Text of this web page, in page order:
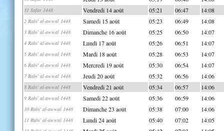
31 Safar 1448 Vendredi 14 août 05:21 06:47 14:08
2 Rabi' al-awwal 1448 Samedi 15 août 05:23 06:49 14:08
3 Rabi' al-awwal 1448 Dimanche 16 août 05:25 06:50 14:07
4 Rabi' al-awwal 1448 Lundi 17 août 05:26 06:51 14:07
5 Rabi' al-awwal 1448 Mardi 18 août 05:28 06:53 14:07
6 Rabi' al-awwal 1448 Mercredi 19 août 05:30 06:54 14:07
7 Rabi' al-awwal 1448 Jeudi 20 août 05:32 06:56 14:06
8 Rabi' al-awwal 1448 Vendredi 21 août 05:34 06:57 14:06
9 Rabi' al-awwal 1448 Samedi 22 août 05:36 06:59 14:06
10 Rabi' al-awwal 1448 Dimanche 23 août 05:38 07:00 14:06
11 Rabi' al-awwal 1448 Lundi 24 août 05:40 07:02 14:05